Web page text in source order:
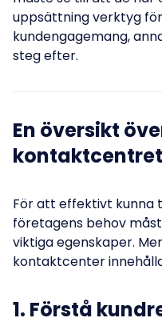
uppsättning verktyg
kundengagemang,
steg efter.
En översikt
kontaktcentret
För att effektivt kunna
företagens behov
viktiga egenskaper.
kontaktcenter
1. Förstå